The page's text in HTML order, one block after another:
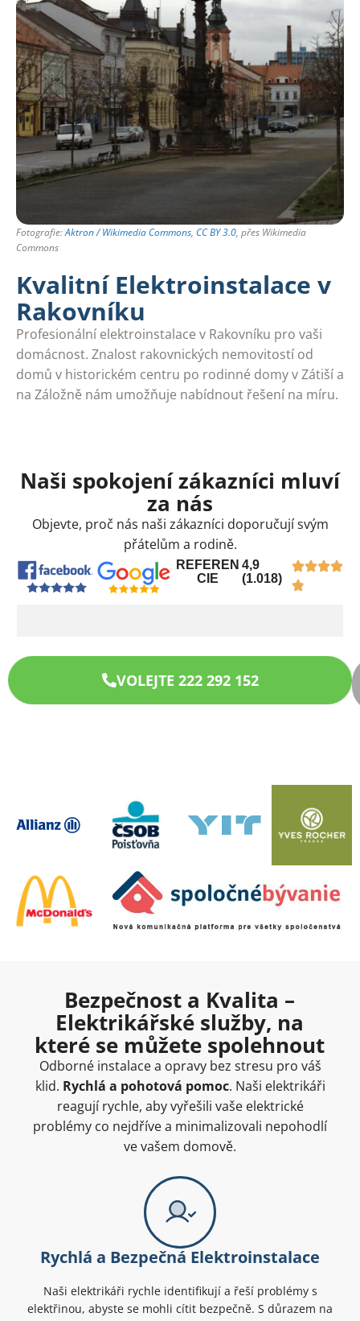
Fotografie:Aktron / Wikimedia Commons, CC BY 3.0, přes Wikimedia
Commons
Kvalitní Elektroinstalace v
Rakovníku
Profesionální elektroinstalace v Rakovníku pro vaši
domácnost. Znalost rakovnických nemovitostí od
domů v historickém centru po rodinné domy v Zátiší a
na Záložně nám umožňuje nabídnout řešení na míru.
Naši spokojení zákazníci mluví
za nás
Objevte, proč nás naši zákazníci doporučují svým
přátelům a rodině.
REFEREN
CIE
4,9
(1.018)
VOLEJTE 222 292 152
Bezpečnost a Kvalita –
Elektrikářské služby, na
které se můžete spolehnout
Odborné instalace a opravy bez stresu pro váš
klid. Rychlá a pohotová pomoc. Naši elektrikáři
reagují rychle, aby vyřešili vaše elektrické
problémy co nejdříve a minimalizovali nepohodlí
ve vašem domově.
Rychlá a Bezpečná Elektroinstalace
Naši elektrikáři rychle identifikují a řeší problémy s
elektřinou, abyste se mohli cítit bezpečně. S důrazem na